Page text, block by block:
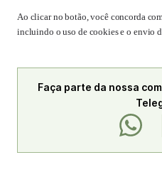
Ao clicar no botão, você concorda
incluindo o uso de cookies e o envio
Faça parte da nossa